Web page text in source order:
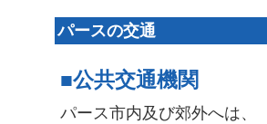
パースの交通
■公共交通機関
パース市内及び郊外へは、